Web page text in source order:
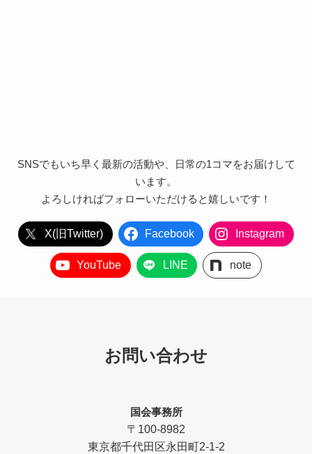
SNSでもいち早く最新の活動や、日常の1コマをお届けして
います。
よろしければフォローいただけると嬉しいです！
X(旧Twitter) Facebook Instagram
YouTube LINE note
お問い合わせ
国会事務所
〒100-8982
東京都千代田区永田町2-1-2